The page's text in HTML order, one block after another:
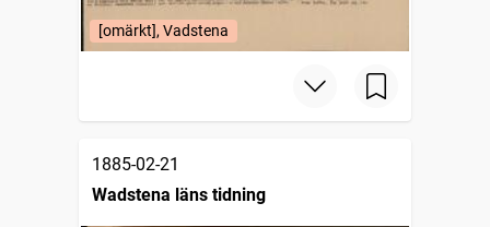
[omärkt], Vadstena
1885-02-21
Wadstena läns tidning